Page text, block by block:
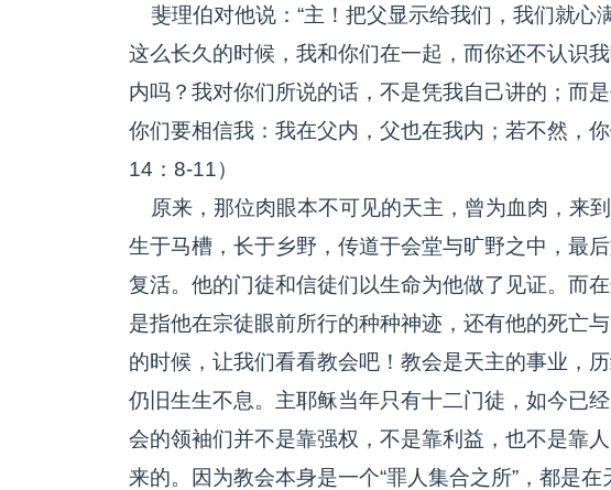
斐理伯对他说：“主！把父显示给我们，我们就心
这么长久的时候，我和你们在一起，而你还不认
内吗？我对你们所说的话，不是凭我自己讲的；而
你们要相信我：我在父内，父也在我内；若不然，
14：8-11）
原来，那位肉眼本不可见的天主，曾为血肉，来
生于马槽，长于乡野，传道于会堂与旷野之中，最
复活。他的门徒和信徒们以生命为他做了见证。而在
是指他在宗徒眼前所行的种种神迹，还有他的死亡
的时候，让我们看看教会吧！教会是天主的事业，
仍旧生生不息。主耶稣当年只有十二门徒，如今已
会的领袖们并不是靠强权，不是靠利益，也不是靠
来的。因为教会本身是一个“罪人集合之所”，都是